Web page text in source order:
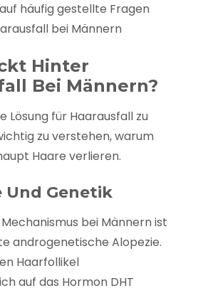
häufig gestellte Fragen
bei Männern
Hinter
Bei Männern?
Lösung für Haarausfall zu
zu verstehen, warum
Haare verlieren.
Und Genetik
bei Männern ist
androgenetische Alopezie.
Haarfollikel
auf das Hormon DHT